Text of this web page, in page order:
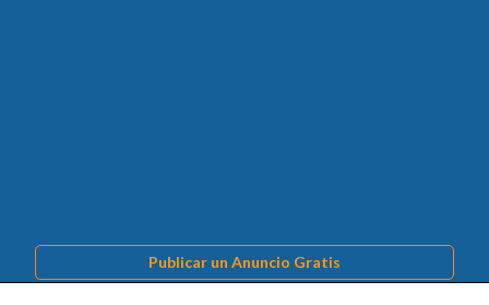
Publicar un Anuncio Gratis